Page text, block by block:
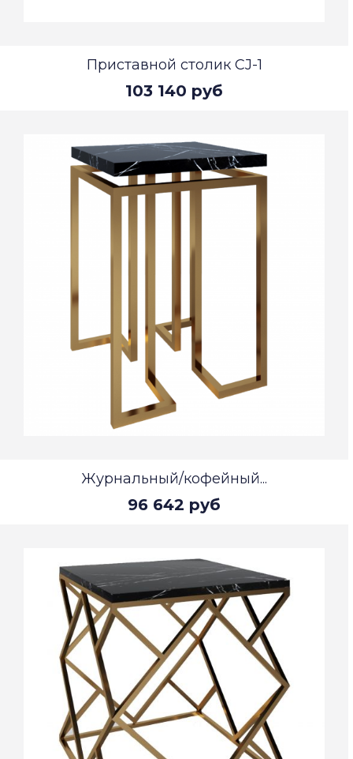
Приставной столик CJ-1
103 140 руб
Журнальный/кофейный...
96 642 руб